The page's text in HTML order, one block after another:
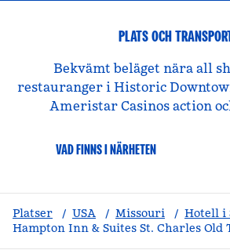
PLATS OCH
Bekvämt beläget nära all
restauranger i Historic
Ameristar Casinos action
VAD FINNS I NÄRHETEN
Platser / USA / Missouri / Hotell i
Hampton Inn & Suites St. Charles Old